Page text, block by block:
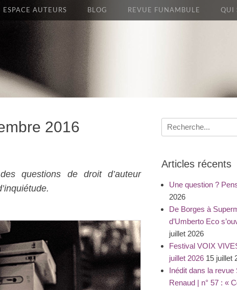
ESPACE AUTEURS BLOG REVUE FUNAMBULE QUI
2016
questions de droit d’auteur
Recherche
pour
Articles récents
Une question ?
2026
De Borges à
d’Umberto Eco
juillet 2026
Festival VOIX
juillet 2026 15 juillet
Inédit dans la
Renaud | n° 57 : «